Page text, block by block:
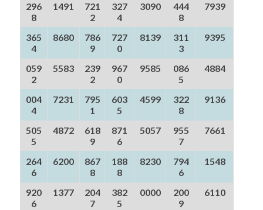
296
8
1491
721
2
327
4
3090
444
8
7939
365
4
8680
786
9
727
0
8139
311
3
9395
059
2
5583
239
2
967
0
9585
086
5
4884
004
4
7231
795
1
603
5
4599
322
8
9136
505
5
4872
618
9
871
6
5057
955
7
7661
264
6
6200
867
8
188
8
8230
794
6
1548
920
6
1377
204
7
382
5
0000
200
9
6110